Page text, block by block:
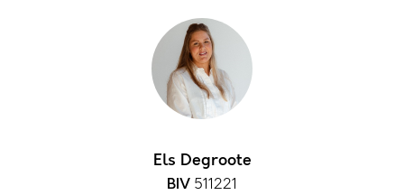
Els Degroote
BIV 511221